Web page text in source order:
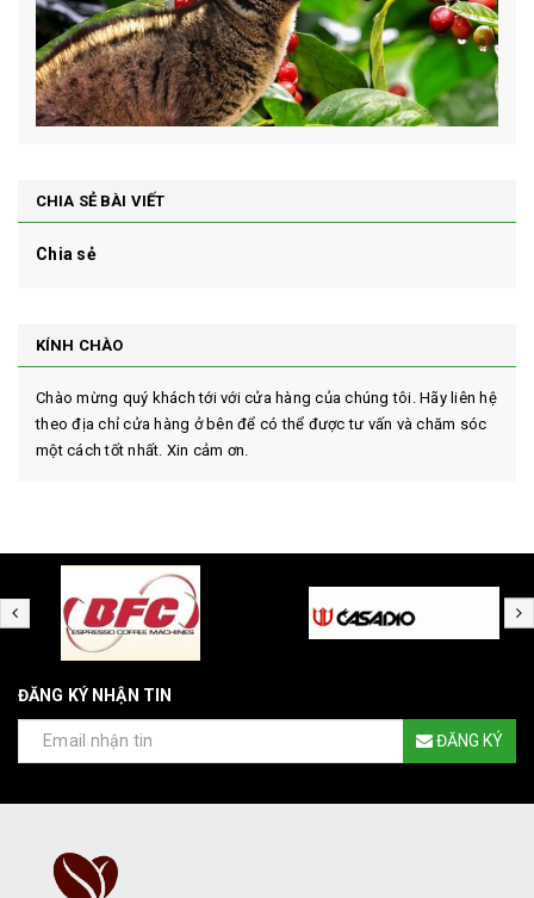
CHIA SẺ BÀI VIẾT
Chia sẻ
KÍNH CHÀO
Chào mừng quý khách tới với cửa hàng của chúng tôi. Hãy liên hệ
theo địa chỉ cửa hàng ở bên để có thể được tư vấn và chăm sóc
một cách tốt nhất. Xin cảm ơn.
ĐĂNG KÝ NHẬN TIN
ĐĂNG KÝ